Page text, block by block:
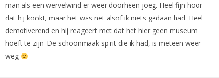
man als een wervelwind er weer doorheen joeg. Heel fijn hoor
dat hij kookt, maar het was net alsof ik niets gedaan had. Heel
demotiverend en hij reageert met dat het hier geen museum
hoeft te zijn. De schoonmaak spirit die ik had, is meteen weer
weg